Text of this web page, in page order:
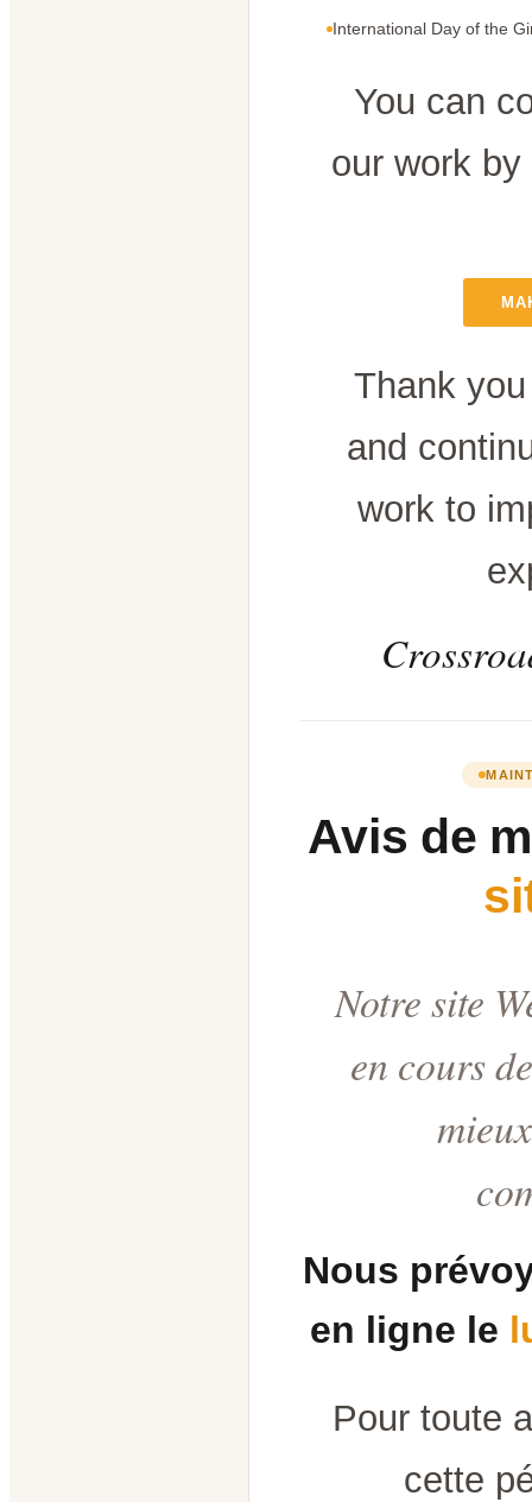
International Day of the
You can
our work
Thank
and
work to
Avis de
Notre site
en cours
Nous
en ligne le
Pour toute
cette